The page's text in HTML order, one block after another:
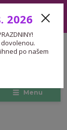
v tomto období
Menu
CZK
2026
po našem